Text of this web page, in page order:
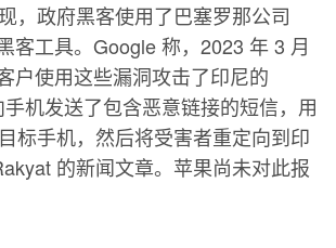
，政府黑客使用了巴塞罗那公司
客工具。Google 称，2023 年 3 月
户使用这些漏洞攻击了印尼的
机发送了包含恶意链接的短信，用
标手机，然后将受害者重定向到印
的新闻文章。苹果尚未对此报